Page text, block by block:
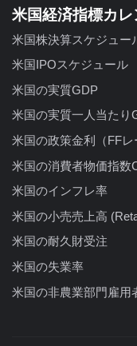
米国経済指標カレ
米国株決算スケジュー
米国IPOスケジュール
米国の実質GDP
米国の実質一人当たり
米国の政策金利（FFレ
米国の消費者物価指数
米国のインフレ率
米国の小売売上高
米国の耐久財受注
米国の失業率
米国の非農業部門雇用